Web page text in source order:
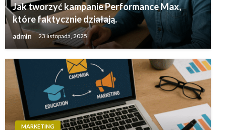
Jak tworzyć kampanie Performance Max,
które faktycznie działają.
admin 23 listopada, 2025
MARKETING